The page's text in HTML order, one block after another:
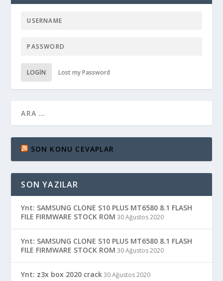
LOGIN Lost my Password
SON KONU CEVAPLAR
SON YAZILAR
Ynt: SAMSUNG CLONE S10 PLUS MT6580 8.1 FLASH
FILE FIRMWARE STOCK ROM 30 Ağustos 2020
Ynt: SAMSUNG CLONE S10 PLUS MT6580 8.1 FLASH
FILE FIRMWARE STOCK ROM 30 Ağustos 2020
Ynt: z3x box 2020 crack 30 Ağustos 2020